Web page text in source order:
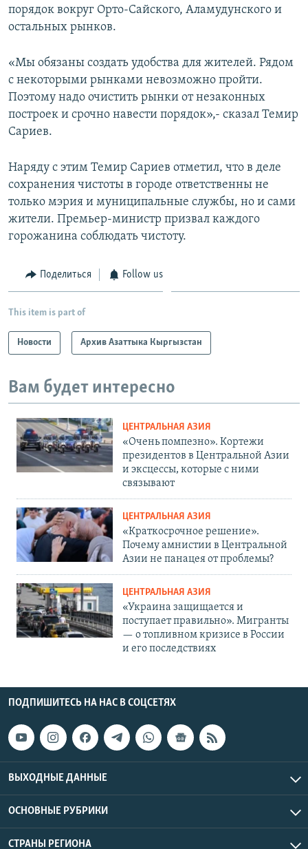
порядок вокруг Орто-Сайского, Аламудунского и
остальных рынков.
«Мы обязаны создать удобства для жителей. Рядом
с некоторыми рынками невозможно пройти.
Поэтому надо очистить рынки от незаконных
построек и срочно навести порядок»,- сказал Темир
Сариев.
Наряду с этим Темир Сариев отметил, что в деле
сохранения чистоты в городе ответственны не
только мэрия и муниципальные службы, но и сами
жители. Премьер-министр призвал каждого
горожанина соблюдать чистоту.
Поделиться Follow us
This item is part of
Новости Архив Азаттыка Кыргызстан
Вам будет интересно
ЦЕНТРАЛЬНАЯ АЗИЯ
«Очень помпезно». Кортежи
президентов в Центральной Азии
и эксцессы, которые с ними
связывают
ЦЕНТРАЛЬНАЯ АЗИЯ
«Краткосрочное решение».
Почему амнистии в Центральной
Азии не панацея от проблемы?
ЦЕНТРАЛЬНАЯ АЗИЯ
«Украина защищается и
поступает правильно». Мигранты
— о топливном кризисе в России
и его последствиях
ПОДПИШИТЕСЬ НА НАС В СОЦСЕТЯХ
ВЫХОДНЫЕ ДАННЫЕ
ОСНОВНЫЕ РУБРИКИ
СТРАНЫ РЕГИОНА